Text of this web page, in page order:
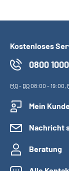
Kostenloses
0800
MO- DO08:00 - 19:00,
Mein
Nachricht
Beratung